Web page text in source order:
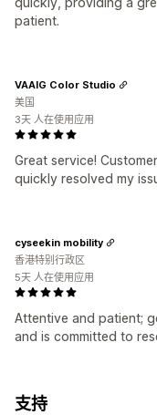
patient.
Great service!
quickly resolved my
VAAIG Color Studio
美国
3天 人在使用应用
Attentive and patient;
and is committed to
cyseekin mobility
香港特别行政区
5天 人在使用应用
支持